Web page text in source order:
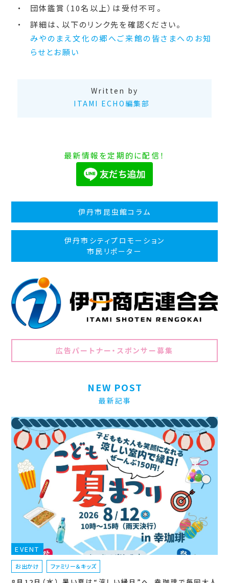
団体鑑賞（10名以上）は受付不可。
詳細は、以下のリンク先を確認ください。
みやのまえ文化の郷へご来館の皆さまへのお知
らせとお願い
Written by
ITAMI ECHO編集部
最新情報を定期的に配信！
伊丹市昆虫館コラム
伊丹市シティプロモーション
市民リポーター
広告パートナー・スポンサー募集
NEW POST
最新記事
EVENT
お出かけ ファミリー＆キッズ